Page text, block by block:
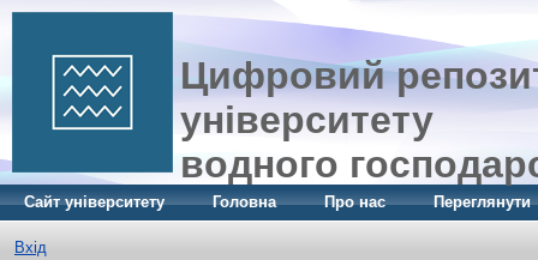
Цифровий
університету
водного
Сайт університету Головна Про нас Переглянути
Вхід